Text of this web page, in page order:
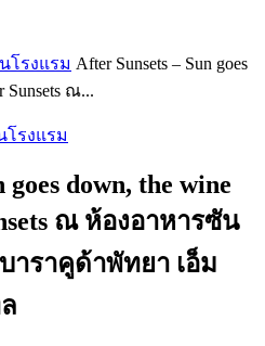
โรงแรม After Sunsets – Sun goes
Sunsets ณ...
โรงแรม
goes down, the wine
ณ ห้องอาหารซัน
าราคูด้าพัทยา เอ็ม